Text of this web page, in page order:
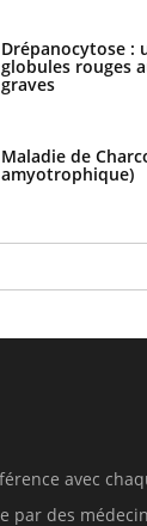
Drépanocytose :
globules rouges
graves
Maladie de
amyotrophique)
avec
par des